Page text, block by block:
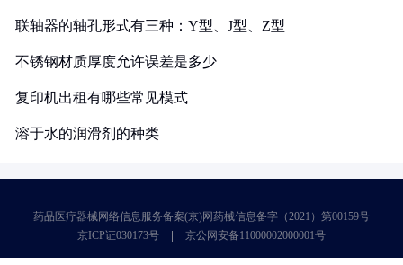
联轴器的轴孔形式有三种：Y型、J型、Z型
不锈钢材质厚度允许误差是多少
复印机出租有哪些常见模式
溶于水的润滑剂的种类
药品医疗器械网络信息服务备案(京)网药械信息备字（2021）第00159号
京ICP证030173号
京公网安备11000002000001号